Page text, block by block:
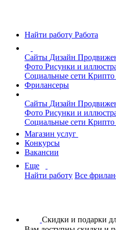
Найти работу Работа
Сайты Дизайн
Фото Рисунки и
Социальные сети Крипто
Фрилансеры
Сайты Дизайн
Фото Рисунки и
Социальные сети Крипто
Магазин услуг
Конкурсы
Вакансии
Еще
Найти работу Все
Скидки и подарки